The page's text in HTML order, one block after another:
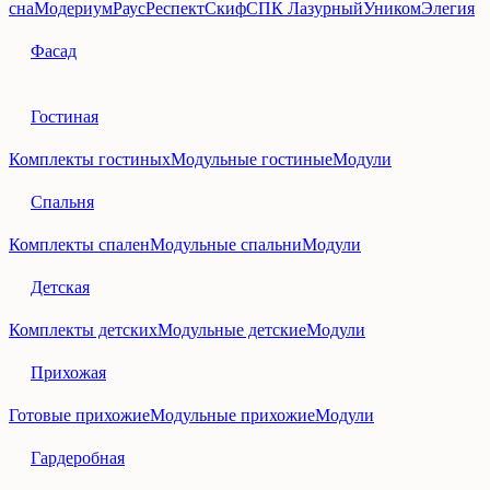
снаМодериумРаусРеспектСкифСПК ЛазурныйУникомЭлегия
Фасад
Гостиная
Комплекты гостиныхМодульные гостиныеМодули
Спальня
Комплекты спаленМодульные спальниМодули
Детская
Комплекты детскихМодульные детскиеМодули
Прихожая
Готовые прихожиеМодульные прихожиеМодули
Гардеробная